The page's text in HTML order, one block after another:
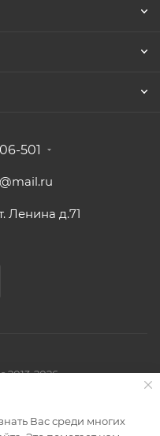
501
Ленина д.71
2013-2026
и аксессуаров
Вас среди многих